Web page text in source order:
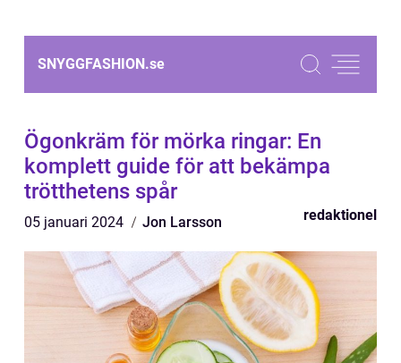
SNYGGFASHION.se
Ögonkräm för mörka ringar: En
komplett guide för att bekämpa
trötthetens spår
05 januari 2024 Jon Larsson redaktionel